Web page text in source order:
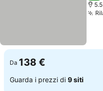
Da 138 €
Guarda i prezzi di 9 siti